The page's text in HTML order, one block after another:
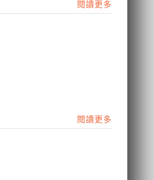
閱讀更多
閱讀更多